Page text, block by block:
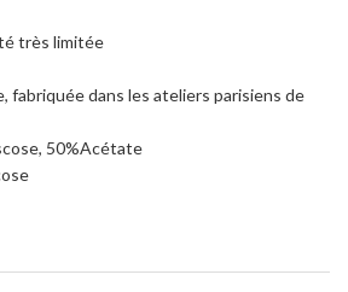
très limitée
fabriquée dans les ateliers parisiens de
50%Acétate